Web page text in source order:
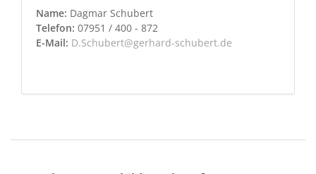
Name: Dagmar Schubert
Telefon: 07951 / 400 - 872
E-Mail: D.Schubert@gerhard-schubert.de